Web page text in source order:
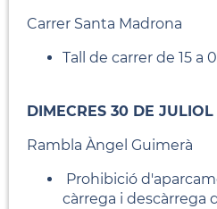
Carrer Santa Madrona
Tall de carrer de 15 a
DIMECRES 30 DE JULIOL
Rambla Àngel Guimerà
Prohibició
càrrega i descàrrega